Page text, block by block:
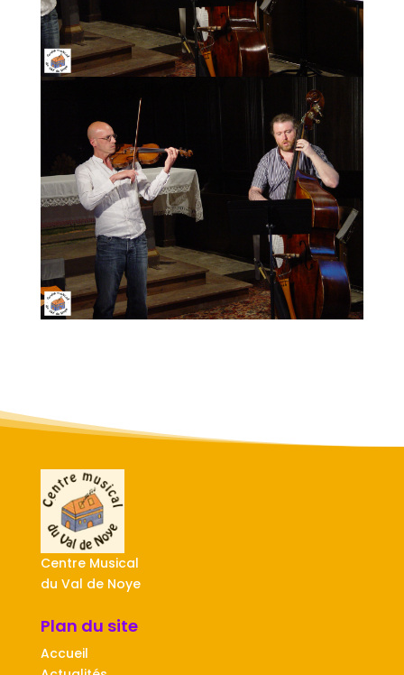
Centre Musical
du Val de Noye
Plan du site
Accueil